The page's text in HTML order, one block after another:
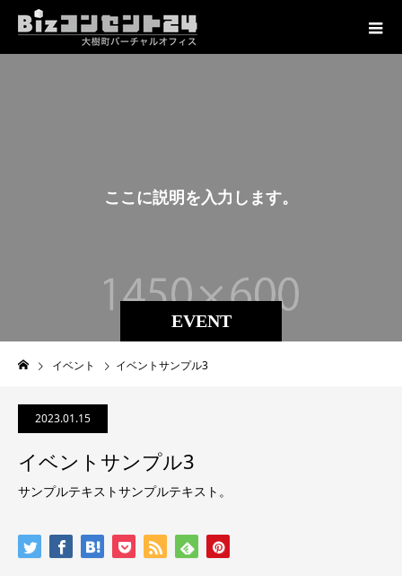
EVENT
こ こ に説明 を 入 力 し ま す。
イベント イベントサンプル3
2023.01.15
イベントサンプル3
サンプルテキストサンプルテキスト。